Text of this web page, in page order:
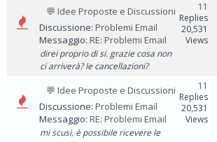
💬 Idee Proposte e Discussioni
Discussione: Problemi Email
Messaggio: RE: Problemi Email
direi proprio di si. grazie cosa non
ci arriverà? le cancellazioni?
11
Replies
20,531
Views
💬 Idee Proposte e Discussioni
Discussione: Problemi Email
Messaggio: RE: Problemi Email
mi scusi, è possibile ricevere le
11
Replies
20,531
Views